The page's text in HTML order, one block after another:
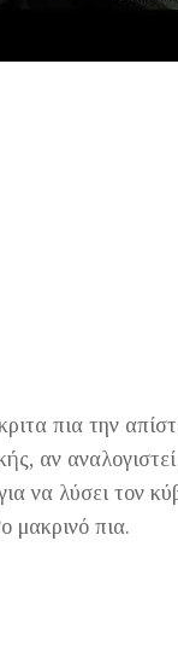
πια την
αν
να λύσει τον
μακρινό πια.